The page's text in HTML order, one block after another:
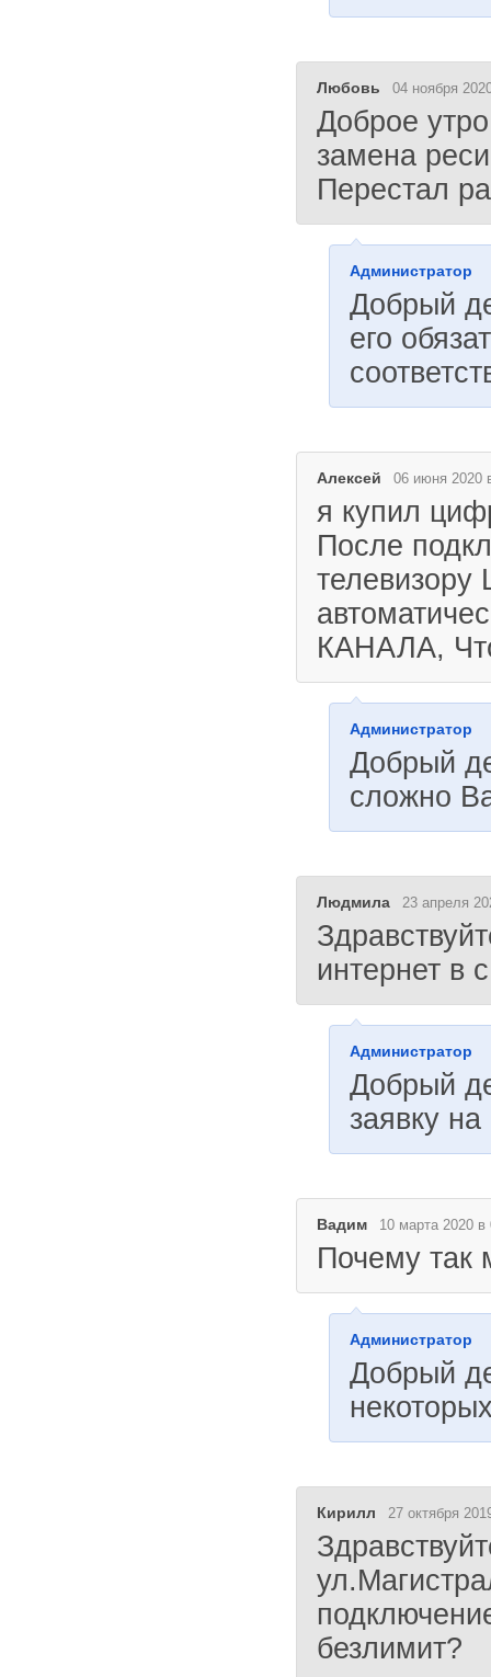
Любовь 04 ноября
Доброе
замена
Перестал
Администратор
Добрый
его
Алексей 06 июня 2020
я купил
После
телевизору
КАНАЛА,
Администратор
Добрый
сложно
Людмила 23 апреля
интернет в
Администратор
Добрый
заявку
Вадим 10 марта 2020 в
Почему так
Администратор
Добрый
Кирилл 27 октября
безлимит?